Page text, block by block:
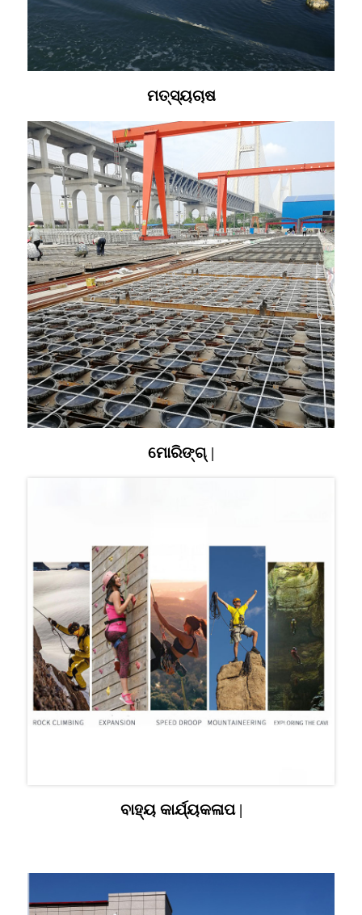
ମତ୍ସ୍ୟଚାଷ
ମୋରିଙ୍ଗ୍ |
ବାହ୍ୟ କାର୍ଯ୍ୟକଳାପ |